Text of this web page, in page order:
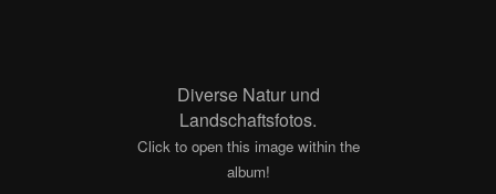
Diverse Natur und
Landschaftsfotos.
Click to open this image within the
album!